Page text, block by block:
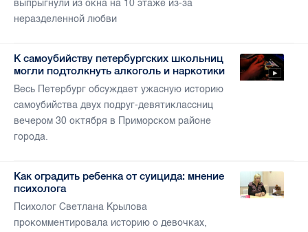
выпрыгнули из окна на 10 этаже из-за
неразделенной любви
К самоубийству петербургских школьниц
могли подтолкнуть алкоголь и наркотики
Весь Петербург обсуждает ужасную историю
самоубийства двух подруг-девятиклассниц
вечером 30 октября в Приморском районе
города.
Как оградить ребенка от суицида: мнение
психолога
Психолог Светлана Крылова
прокомментировала историю о девочках,